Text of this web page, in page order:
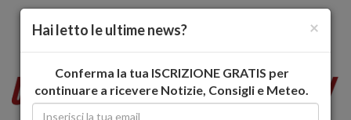
×
Hai letto le ultime news?
Conferma la tua ISCRIZIONE GRATIS per
continuare a ricevere Notizie, Consigli e Meteo.